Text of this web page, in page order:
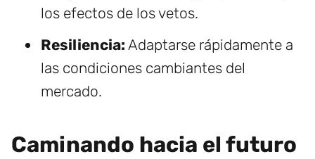
los efectos de los vetos.
Resiliencia: Adaptarse rápidamente a
las condiciones cambiantes del
mercado.
Caminando hacia el futuro